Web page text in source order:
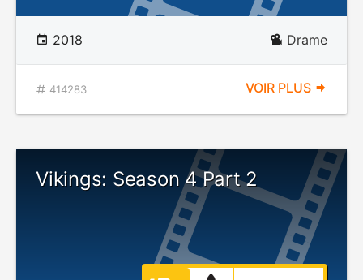
2018 Drame
414283 VOIR PLUS
Vikings: Season 4 Part 2